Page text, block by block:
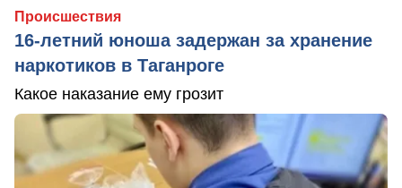
Происшествия
16-летний юноша задержан за хранение
наркотиков в Таганроге
Какое наказание ему грозит